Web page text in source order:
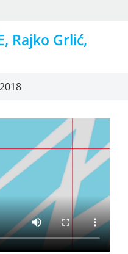
Rajko Grlić,